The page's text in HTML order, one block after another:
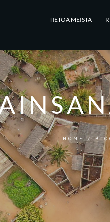
TIETOA MEISTÄ
HOME/